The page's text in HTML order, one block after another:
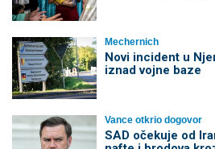
Mechernich
Novi incident u
iznad vojne baze
Vance otkrio dogovor
SAD očekuje od